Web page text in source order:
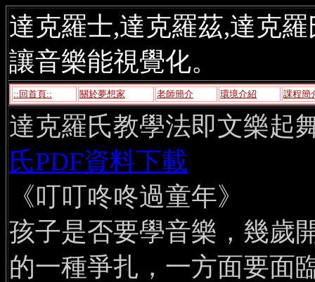
達克羅士,達克羅茲,達克
讓音樂能視覺化。
::回首頁:: 關於夢想家 老師簡介 環境介紹 課程簡
達克羅氏教學法即文樂起
氏PDF資料下載
《叮叮咚咚過童年》
孩子是否要學音樂，幾歲
的一種爭扎，一方面要面